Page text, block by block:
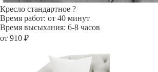
Кресло стандартное ?
Время работ: от 40 минут
Время высыхания: 6-8 часов
от 910 ₽